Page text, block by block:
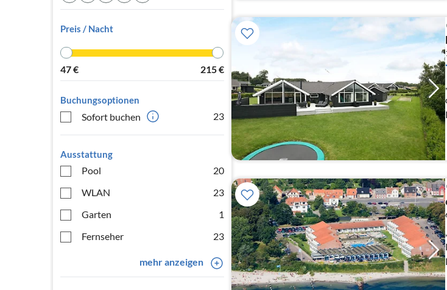
Preis / Nacht
47€ 215€
Buchungsoptionen
Sofort buchen 23
Ausstattung
Pool
20
WLAN
23
Garten
1
Fernseher
23
mehr anzeigen